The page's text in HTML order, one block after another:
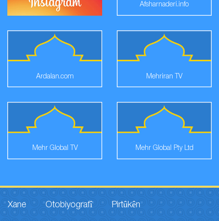
Afsharnaderi.info
Ardalan.com Mehriran TV
Mehr Global TV Mehr Global Pty Ltd
Xane Otobiyografî Pirtûkên